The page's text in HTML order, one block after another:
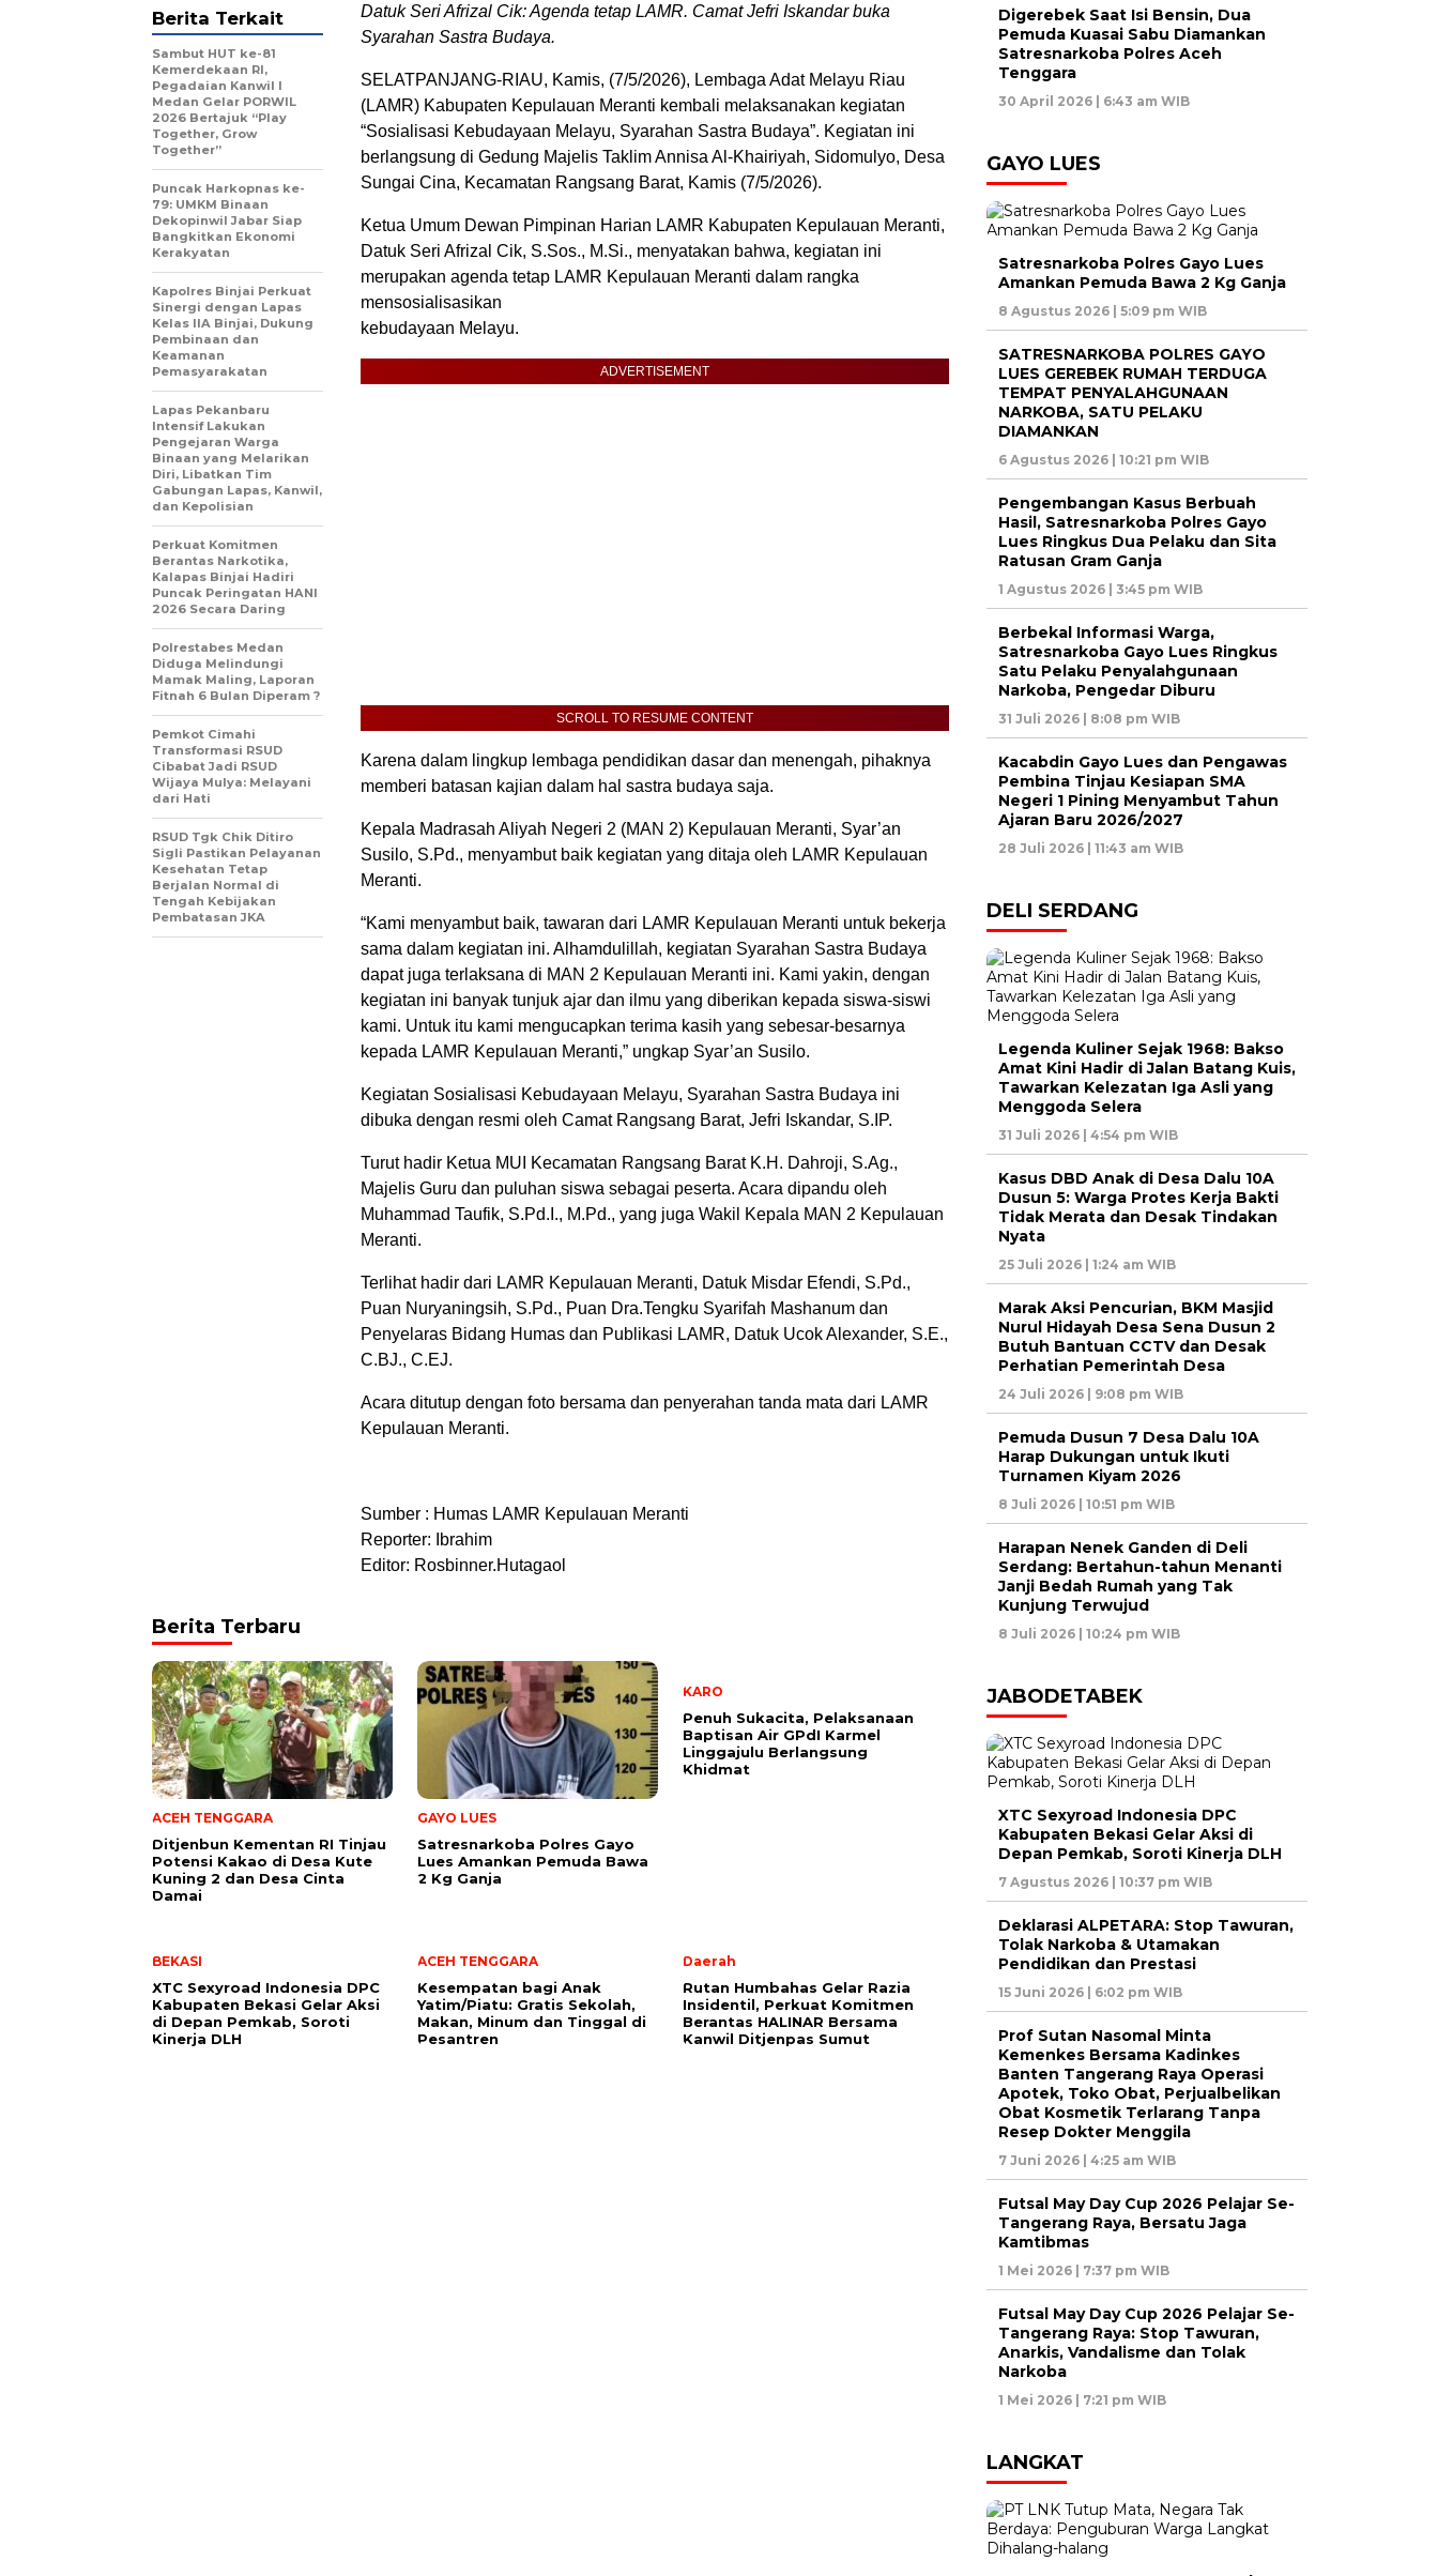
Datuk Seri Afrizal Cik: Agenda tetap LAMR. Camat Jefri Iskandar buka
Syarahan Sastra Budaya.
SELATPANJANG-RIAU, Kamis, (7/5/2026), Lembaga Adat Melayu Riau
(LAMR) Kabupaten Kepulauan Meranti kembali melaksanakan kegiatan
“Sosialisasi Kebudayaan Melayu, Syarahan Sastra Budaya”. Kegiatan ini
berlangsung di Gedung Majelis Taklim Annisa Al-Khairiyah, Sidomulyo, Desa
Sungai Cina, Kecamatan Rangsang Barat, Kamis (7/5/2026).
Ketua Umum Dewan Pimpinan Harian LAMR Kabupaten Kepulauan Meranti,
Datuk Seri Afrizal Cik, S.Sos., M.Si., menyatakan bahwa, kegiatan ini
merupakan agenda tetap LAMR Kepulauan Meranti dalam rangka
mensosialisasikan
kebudayaan Melayu.
ADVERTISEMENT
SCROLL TO RESUME CONTENT
Karena dalam lingkup lembaga pendidikan dasar dan menengah, pihaknya
memberi batasan kajian dalam hal sastra budaya saja.
Kepala Madrasah Aliyah Negeri 2 (MAN 2) Kepulauan Meranti, Syar’an
Susilo, S.Pd., menyambut baik kegiatan yang ditaja oleh LAMR Kepulauan
Meranti.
“Kami menyambut baik, tawaran dari LAMR Kepulauan Meranti untuk bekerja
sama dalam kegiatan ini. Alhamdulillah, kegiatan Syarahan Sastra Budaya
dapat juga terlaksana di MAN 2 Kepulauan Meranti ini. Kami yakin, dengan
kegiatan ini banyak tunjuk ajar dan ilmu yang diberikan kepada siswa-siswi
kami. Untuk itu kami mengucapkan terima kasih yang sebesar-besarnya
kepada LAMR Kepulauan Meranti,” ungkap Syar’an Susilo.
Kegiatan Sosialisasi Kebudayaan Melayu, Syarahan Sastra Budaya ini
dibuka dengan resmi oleh Camat Rangsang Barat, Jefri Iskandar, S.IP.
Turut hadir Ketua MUI Kecamatan Rangsang Barat K.H. Dahroji, S.Ag.,
Majelis Guru dan puluhan siswa sebagai peserta. Acara dipandu oleh
Muhammad Taufik, S.Pd.I., M.Pd., yang juga Wakil Kepala MAN 2 Kepulauan
Meranti.
Terlihat hadir dari LAMR Kepulauan Meranti, Datuk Misdar Efendi, S.Pd.,
Puan Nuryaningsih, S.Pd., Puan Dra.Tengku Syarifah Mashanum dan
Penyelaras Bidang Humas dan Publikasi LAMR, Datuk Ucok Alexander, S.E.,
C.BJ., C.EJ.
Acara ditutup dengan foto bersama dan penyerahan tanda mata dari LAMR
Kepulauan Meranti.
Sumber : Humas LAMR Kepulauan Meranti
Reporter: Ibrahim
Editor: Rosbinner.Hutagaol
Berita Terkait
Sambut HUT ke-81
Kemerdekaan RI,
Pegadaian Kanwil I
Medan Gelar PORWIL
2026 Bertajuk “Play
Together, Grow
Together”
Puncak Harkopnas ke-
79: UMKM Binaan
Dekopinwil Jabar Siap
Bangkitkan Ekonomi
Kerakyatan
Kapolres Binjai Perkuat
Sinergi dengan Lapas
Kelas IIA Binjai, Dukung
Pembinaan dan
Keamanan
Pemasyarakatan
Lapas Pekanbaru
Intensif Lakukan
Pengejaran Warga
Binaan yang Melarikan
Diri, Libatkan Tim
Gabungan Lapas, Kanwil,
dan Kepolisian
Perkuat Komitmen
Berantas Narkotika,
Kalapas Binjai Hadiri
Puncak Peringatan HANI
2026 Secara Daring
Polrestabes Medan
Diduga Melindungi
Mamak Maling, Laporan
Fitnah 6 Bulan Diperam ?
Pemkot Cimahi
Transformasi RSUD
Cibabat Jadi RSUD
Wijaya Mulya: Melayani
dari Hati
RSUD Tgk Chik Ditiro
Sigli Pastikan Pelayanan
Kesehatan Tetap
Berjalan Normal di
Tengah Kebijakan
Pembatasan JKA
Berita Terbaru
ACEH TENGGARA
Ditjenbun Kementan RI Tinjau
Potensi Kakao di Desa Kute
Kuning 2 dan Desa Cinta
Damai
GAYO LUES
Satresnarkoba Polres Gayo
Lues Amankan Pemuda Bawa
2 Kg Ganja
KARO
Penuh Sukacita, Pelaksanaan
Baptisan Air GPdI Karmel
Linggajulu Berlangsung
Khidmat
BEKASI
XTC Sexyroad Indonesia DPC
Kabupaten Bekasi Gelar Aksi
di Depan Pemkab, Soroti
Kinerja DLH
ACEH TENGGARA
Kesempatan bagi Anak
Yatim/Piatu: Gratis Sekolah,
Makan, Minum dan Tinggal di
Pesantren
Daerah
Rutan Humbahas Gelar Razia
Insidentil, Perkuat Komitmen
Berantas HALINAR Bersama
Kanwil Ditjenpas Sumut
Digerebek Saat Isi Bensin, Dua
Pemuda Kuasai Sabu Diamankan
Satresnarkoba Polres Aceh
Tenggara
30 April 2026 | 6:43 am WIB
GAYO LUES
Satresnarkoba Polres Gayo Lues
Amankan Pemuda Bawa 2 Kg Ganja
8 Agustus 2026 | 5:09 pm WIB
SATRESNARKOBA POLRES GAYO
LUES GEREBEK RUMAH TERDUGA
TEMPAT PENYALAHGUNAAN
NARKOBA, SATU PELAKU
DIAMANKAN
6 Agustus 2026 | 10:21 pm WIB
Pengembangan Kasus Berbuah
Hasil, Satresnarkoba Polres Gayo
Lues Ringkus Dua Pelaku dan Sita
Ratusan Gram Ganja
1 Agustus 2026 | 3:45 pm WIB
Berbekal Informasi Warga,
Satresnarkoba Gayo Lues Ringkus
Satu Pelaku Penyalahgunaan
Narkoba, Pengedar Diburu
31 Juli 2026 | 8:08 pm WIB
Kacabdin Gayo Lues dan Pengawas
Pembina Tinjau Kesiapan SMA
Negeri 1 Pining Menyambut Tahun
Ajaran Baru 2026/2027
28 Juli 2026 | 11:43 am WIB
DELI SERDANG
Legenda Kuliner Sejak 1968: Bakso
Amat Kini Hadir di Jalan Batang Kuis,
Tawarkan Kelezatan Iga Asli yang
Menggoda Selera
31 Juli 2026 | 4:54 pm WIB
Kasus DBD Anak di Desa Dalu 10A
Dusun 5: Warga Protes Kerja Bakti
Tidak Merata dan Desak Tindakan
Nyata
25 Juli 2026 | 1:24 am WIB
Marak Aksi Pencurian, BKM Masjid
Nurul Hidayah Desa Sena Dusun 2
Butuh Bantuan CCTV dan Desak
Perhatian Pemerintah Desa
24 Juli 2026 | 9:08 pm WIB
Pemuda Dusun 7 Desa Dalu 10A
Harap Dukungan untuk Ikuti
Turnamen Kiyam 2026
8 Juli 2026 | 10:51 pm WIB
Harapan Nenek Ganden di Deli
Serdang: Bertahun-tahun Menanti
Janji Bedah Rumah yang Tak
Kunjung Terwujud
8 Juli 2026 | 10:24 pm WIB
JABODETABEK
XTC Sexyroad Indonesia DPC
Kabupaten Bekasi Gelar Aksi di
Depan Pemkab, Soroti Kinerja DLH
7 Agustus 2026 | 10:37 pm WIB
Deklarasi ALPETARA: Stop Tawuran,
Tolak Narkoba & Utamakan
Pendidikan dan Prestasi
15 Juni 2026 | 6:02 pm WIB
Prof Sutan Nasomal Minta
Kemenkes Bersama Kadinkes
Banten Tangerang Raya Operasi
Apotek, Toko Obat, Perjualbelikan
Obat Kosmetik Terlarang Tanpa
Resep Dokter Menggila
7 Juni 2026 | 4:25 am WIB
Futsal May Day Cup 2026 Pelajar Se-
Tangerang Raya, Bersatu Jaga
Kamtibmas
1 Mei 2026 | 7:37 pm WIB
Futsal May Day Cup 2026 Pelajar Se-
Tangerang Raya: Stop Tawuran,
Anarkis, Vandalisme dan Tolak
Narkoba
1 Mei 2026 | 7:21 pm WIB
LANGKAT